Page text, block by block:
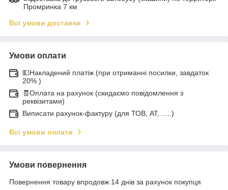
Промринка 7 км
Всі умови доставки
Умови оплати
💵Накладений платіж (при отриманні посилки, завдаток
20% )
🧾Оплата на рахунок (скидаємо повідомлення з
реквізитами)
Виписати рахунок-фактуру (для ТОВ, АТ, .....)
Всі умови оплати
Умови повернення
Повернення товару впродовж 14 днів за рахунок покупця